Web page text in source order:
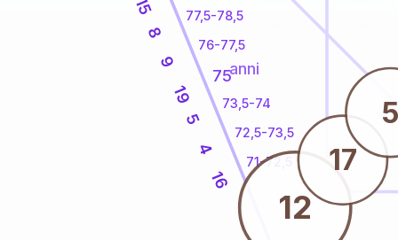
71-72,5
72,5-73,5
73,5-74
76-77,5
77,5-78,5
16
4
5
19
9
8
15
12
17
5
75anni